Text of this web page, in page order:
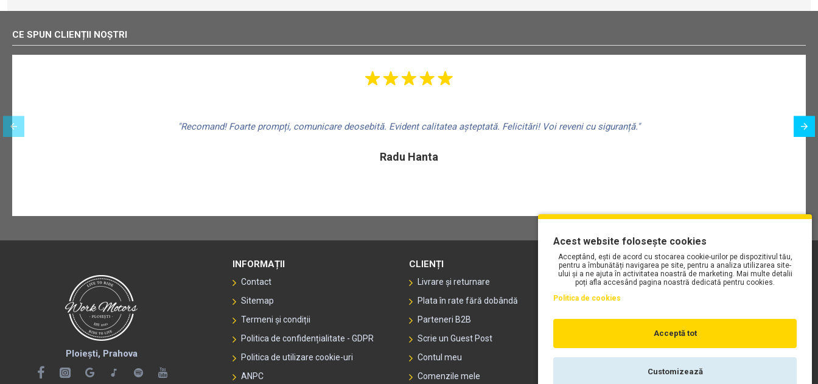
CE SPUN CLIENȚII NOȘTRI
"Recomand! Foarte prompți, comunicare deosebită. Evident calitatea așteptată. Felicitări! Voi reveni cu siguranță."
Radu Hanta
Ploiești, Prahova
INFORMAȚII
Contact
Sitemap
Termeni și condiții
Politica de confidențialitate - GDPR
Politica de utilizare cookie-uri
ANPC
CLIENȚI
Livrare și returnare
Plata în rate fără dobândă
Parteneri B2B
Scrie un Guest Post
Contul meu
Comenzile mele
PLAYLIST-UL WORK MOTORS PE SPOTIFY
Acest website folosește cookies
Acceptând, ești de acord cu stocarea cookie-urilor pe dispozitivul tău,
pentru a îmbunătăți navigarea pe site, pentru a analiza utilizarea site-
ului și a ne ajuta în activitatea noastră de marketing. Mai multe detalii
poți afla accesând pagina noastră dedicată pentru cookies.
Politica de cookies
Acceptă tot
Customizează